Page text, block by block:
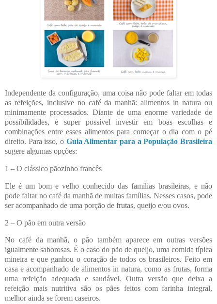
Independente da configuração, uma coisa não pode faltar em todas
as refeições, inclusive no café da manhã: alimentos in natura ou
minimamente processados. Diante de uma enorme variedade de
possibilidades, é super possível investir em boas escolhas e
combinações entre esses alimentos para começar o dia com o pé
direito. Para isso, o Guia Alimentar para a População Brasileira
sugere algumas opções:
1 – O clássico pãozinho francês
Ele é um bom e velho conhecido das famílias brasileiras, e não
pode faltar no café da manhã de muitas famílias. Nesses casos, pode
ser acompanhado de uma porção de frutas, queijo e/ou ovos.
2 – O pão em outra versão
No café da manhã, o pão também aparece em outras versões
igualmente saborosas. É o caso do pão de queijo, uma comida típica
mineira e que ganhou o coração de todos os brasileiros. Feito em
casa e acompanhado de alimentos in natura, como as frutas, forma
uma refeição adequada e saudável. Outra versão que deixa a
refeição mais nutritiva são os pães feitos com farinha integral,
melhor ainda se forem caseiros.